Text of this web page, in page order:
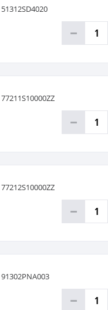
51312SD4020
77211S10000ZZ
77212S10000ZZ
91302PNA003